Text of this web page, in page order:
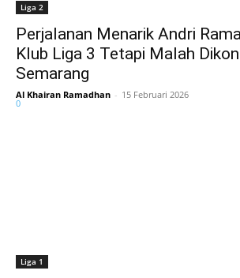
Liga 2
Perjalanan Menarik Andri
Klub Liga 3 Tetapi Malah
Semarang
Al Khairan Ramadhan - 15 Februari 2026
0
Liga 1